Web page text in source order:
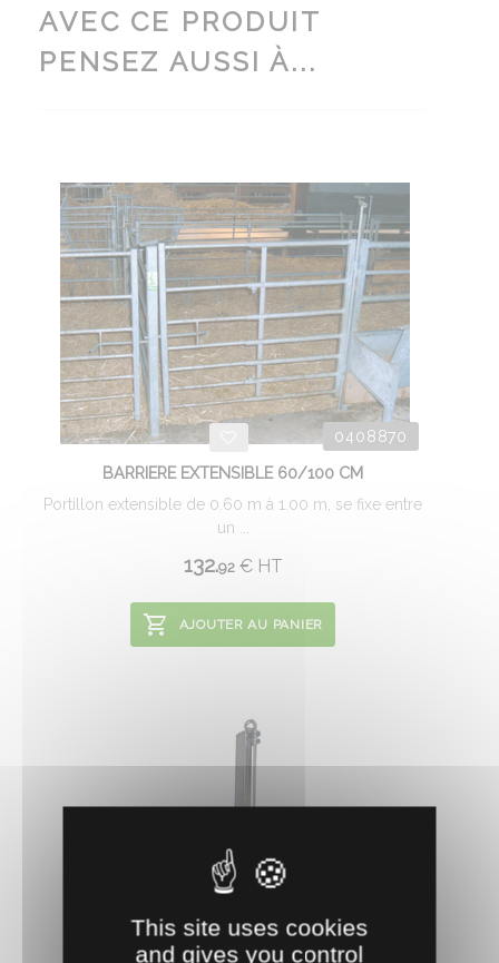
AVEC CE PRODUIT
PENSEZ AUSSI À...
0408870
BARRIERE EXTENSIBLE 60/100 CM
Portillon extensible de 0.60 m à 1.00 m, se fixe entre
un ...
132.92 €HT
AJOUTER AU PANIER
This site uses cookies
and gives you control